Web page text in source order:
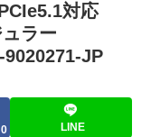
対応
ラー
9020271-JP
0 LINE